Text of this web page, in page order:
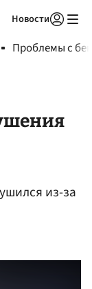
Новости
Проблемы с
из-за